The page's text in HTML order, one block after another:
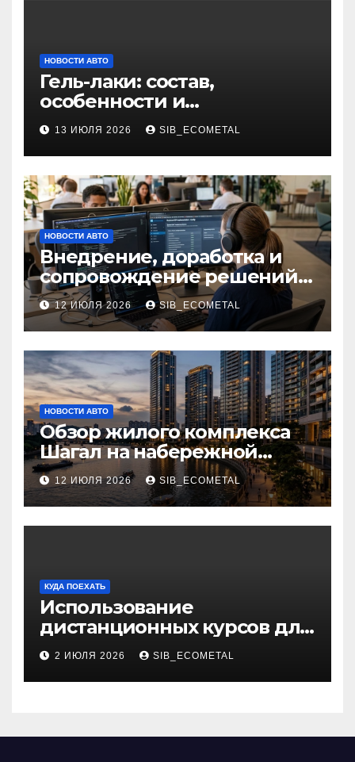
НОВОСТИ АВТО
Гель-лаки: состав,
особенности и
применение в маникюре
13 ИЮЛЯ 2026 SIB_ECOMETAL
НОВОСТИ АВТО
Внедрение, доработка и
сопровождение решений
на платформе 1С
12 ИЮЛЯ 2026 SIB_ECOMETAL
НОВОСТИ АВТО
Обзор жилого комплекса
Шагал на набережной
Марка Шагала
12 ИЮЛЯ 2026 SIB_ECOMETAL
КУДА ПОЕХАТЬ
Использование
дистанционных курсов для
изучения актуальных
специальностей
2 ИЮЛЯ 2026 SIB_ECOMETAL